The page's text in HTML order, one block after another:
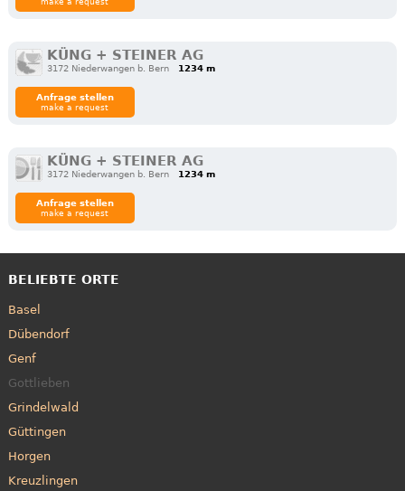
make a request
KÜNG + STEINER AG
3172 Niederwangen b. Bern 1234 m
Anfrage stellen
make a request
KÜNG + STEINER AG
3172 Niederwangen b. Bern 1234 m
Anfrage stellen
make a request
BELIEBTE ORTE
Basel
Dübendorf
Genf
Gottlieben
Grindelwald
Güttingen
Horgen
Kreuzlingen